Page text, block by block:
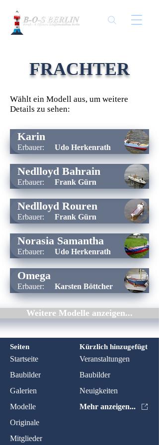
FRACHTER
Wählt ein Modell aus, um weitere
Details zu sehen:
Karin
Erbauer: Udo Herkenrath
Nedlloyd Bahrain
Erbauer: Frank Gürn
Nedlloyd Rouren
Erbauer: Frank Gürn
Norasia Samantha
Erbauer: Udo Herkenrath
Omega
Erbauer: Karsten Böttcher
Weitere Modelle anzeigen...
Seiten Kürzlich hinzugefügt
Startseite
Veranstaltungen
Baubilder
Baubilder
Galerien
Neuigkeiten
Modelle
Mehr anzeigen...
Originale
Mitglieder